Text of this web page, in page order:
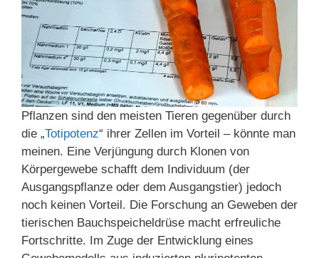
Pflanzen sind den meisten Tieren gegenüber durch
die „Totipotenz“ ihrer Zellen im Vorteil – könnte man
meinen. Eine Verjüngung durch Klonen von
Körpergewebe schafft dem Individuum (der
Ausgangspflanze oder dem Ausgangstier) jedoch
noch keinen Vorteil. Die Forschung an Geweben der
tierischen Bauchspeicheldrüse macht erfreuliche
Fortschritte. Im Zuge der Entwicklung eines